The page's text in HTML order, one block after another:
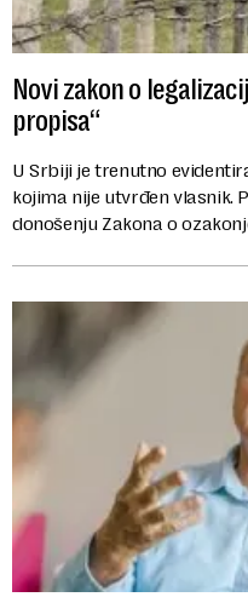
Novi zakon o
propisa“
U Srbiji je trenutno
kojima nije utvrđen vlasnik.
donošenju Zakona o